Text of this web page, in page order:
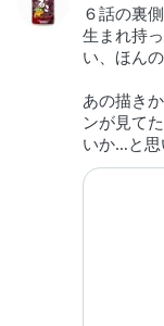
６話の裏
生まれ持
い、ほん
あの描き
ンが見て
いか…と